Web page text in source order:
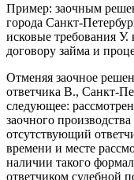
Пример: заочным
города Санкт-
исковые требования
договору займа и
Отменяя заочное
ответчика В., Санкт-
следующее:
заочного
отсутствующий
времени и месте
наличии такого
ответчиком судебной